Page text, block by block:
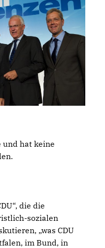
und hat keine
die die
sozialen
„was CDU
im Bund, in